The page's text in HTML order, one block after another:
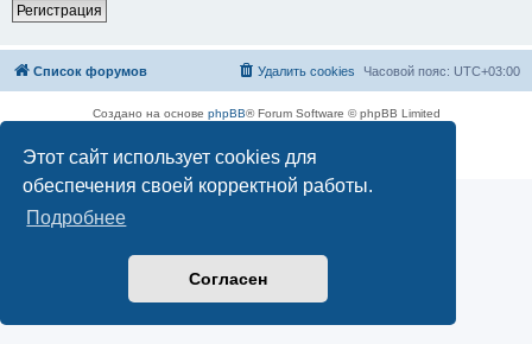
Этот сайт использует cookies для
обеспечения своей корректной работы.
Подробнее
Согласен
Регистрация
Список форумов Часовой пояс: UTC+03:00
Удалить cookies
Создано на основе phpBB® Forum Software © phpBB Limited
Конфиденциальность|Правила